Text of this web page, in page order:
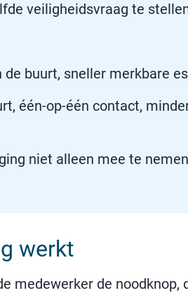
veiligheidsvraag te
de buurt, sneller merkbare
één-op-één contact,
niet alleen mee te
werkt
medewerker de